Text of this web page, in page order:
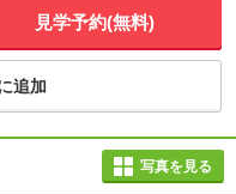
見学予約(無料)
追加
写真を見る